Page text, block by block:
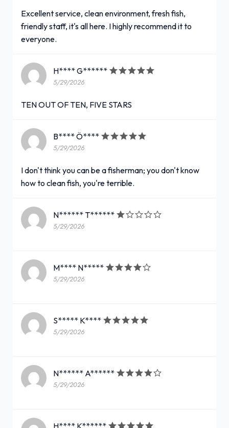
Excellent service, clean environment, fresh fish,
friendly staff, it's all here. I highly recommend it to
everyone.
H**** G******
5/29/2026
TEN OUT OF TEN, FIVE STARS
B**** Ö****
5/29/2026
I don't think you can be a fisherman; you don't know
how to clean fish, you're terrible.
N****** T******
5/29/2026
M**** N*****
5/29/2026
S***** K****
5/29/2026
N****** A******
5/29/2026